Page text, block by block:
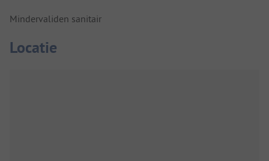
Mindervaliden sanitair
Locatie